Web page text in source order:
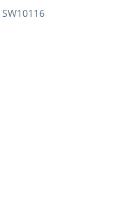
SW10116